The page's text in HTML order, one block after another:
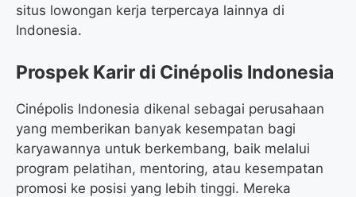
situs lowongan kerja terpercaya lainnya di
Indonesia.
Prospek Karir di Cinépolis Indonesia
Cinépolis Indonesia dikenal sebagai perusahaan
yang memberikan banyak kesempatan bagi
karyawannya untuk berkembang, baik melalui
program pelatihan, mentoring, atau kesempatan
promosi ke posisi yang lebih tinggi. Mereka